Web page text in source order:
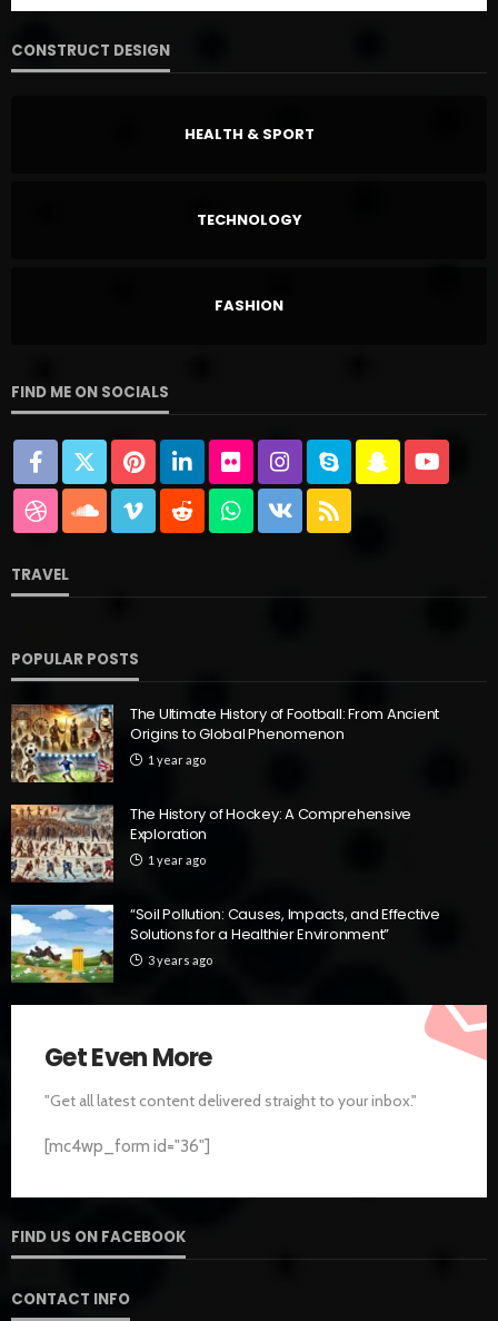
CONSTRUCT DESIGN
HEALTH & SPORT
TECHNOLOGY
FASHION
FIND ME ON SOCIALS
TRAVEL
POPULAR POSTS
The Ultimate History of Football: From Ancient
Origins to Global Phenomenon
1 year ago
The History of Hockey: A Comprehensive
Exploration
1 year ago
“Soil Pollution: Causes, Impacts, and Effective
Solutions for a Healthier Environment”
3 years ago
Get Even More
"Get all latest content delivered straight to your inbox."
[mc4wp_form id="36"]
FIND US ON FACEBOOK
CONTACT INFO